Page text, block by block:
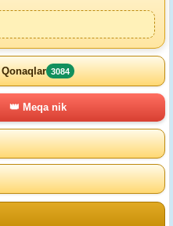
Qonaqlar 3084
👑 Meqa nik